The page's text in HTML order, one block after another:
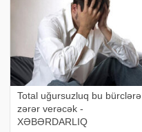
Total uğursuzluq bu bürclərə
zərər verəcək -
XƏBƏRDARLIQ